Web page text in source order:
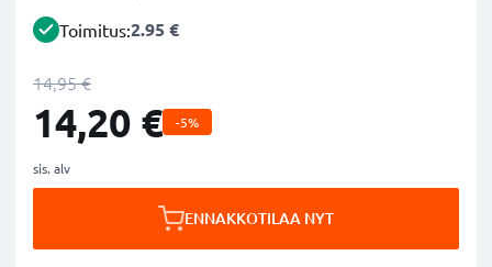
Toimitus:2.95 €
14,95 €
14,20 € -5%
sis. alv
ENNAKKOTILAA NYT